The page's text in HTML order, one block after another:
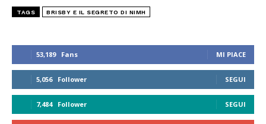
53,189 Fans MI PIACE
5,056 Follower SEGUI
7,484 Follower SEGUI
TAGS BRISBY E IL SEGRETO DI NIMH